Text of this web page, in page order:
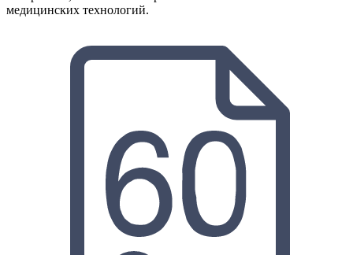
медицинских технологий.